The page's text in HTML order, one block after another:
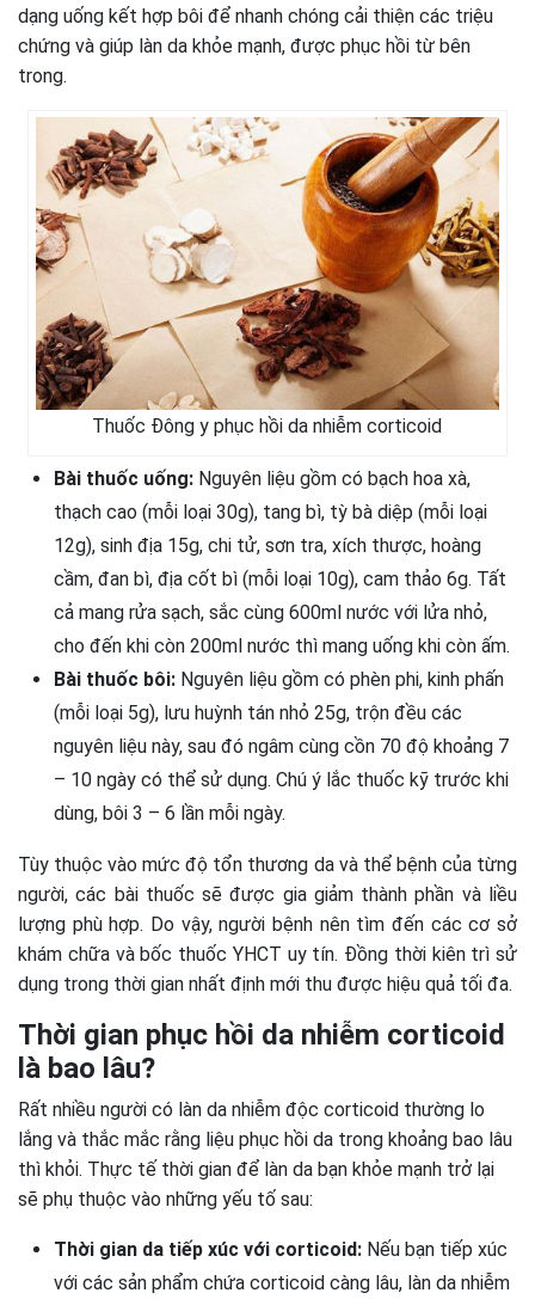
dạng uống kết hợp bôi để nhanh chóng cải thiện các triệu
chứng và giúp làn da khỏe mạnh, được phục hồi từ bên
trong.
Thuốc Đông y phục hồi da nhiễm corticoid
Bài thuốc uống: Nguyên liệu gồm có bạch hoa xà,
thạch cao (mỗi loại 30g), tang bì, tỳ bà diệp (mỗi loại
12g), sinh địa 15g, chi tử, sơn tra, xích thược, hoàng
cầm, đan bì, địa cốt bì (mỗi loại 10g), cam thảo 6g. Tất
cả mang rửa sạch, sắc cùng 600ml nước với lửa nhỏ,
cho đến khi còn 200ml nước thì mang uống khi còn ấm.
Bài thuốc bôi: Nguyên liệu gồm có phèn phi, kinh phấn
(mỗi loại 5g), lưu huỳnh tán nhỏ 25g, trộn đều các
nguyên liệu này, sau đó ngâm cùng cồn 70 độ khoảng 7
– 10 ngày có thể sử dụng. Chú ý lắc thuốc kỹ trước khi
dùng, bôi 3 – 6 lần mỗi ngày.
Tùy thuộc vào mức độ tổn thương da và thể bệnh của từng
người, các bài thuốc sẽ được gia giảm thành phần và liều
lượng phù hợp. Do vậy, người bệnh nên tìm đến các cơ sở
khám chữa và bốc thuốc YHCT uy tín. Đồng thời kiên trì sử
dụng trong thời gian nhất định mới thu được hiệu quả tối đa.
Thời gian phục hồi da nhiễm corticoid
là bao lâu?
Rất nhiều người có làn da nhiễm độc corticoid thường lo
lắng và thắc mắc rằng liệu phục hồi da trong khoảng bao lâu
thì khỏi. Thực tế thời gian để làn da bạn khỏe mạnh trở lại
sẽ phụ thuộc vào những yếu tố sau:
Thời gian da tiếp xúc với corticoid: Nếu bạn tiếp xúc
với các sản phẩm chứa corticoid càng lâu, làn da nhiễm